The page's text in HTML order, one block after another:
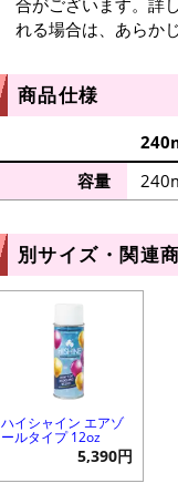
合がございます。詳
れる場合は、あらか
商品仕様
容量
別サイズ・関連
ハイシャイン エアゾ
ールタイプ 12oz
5,390円